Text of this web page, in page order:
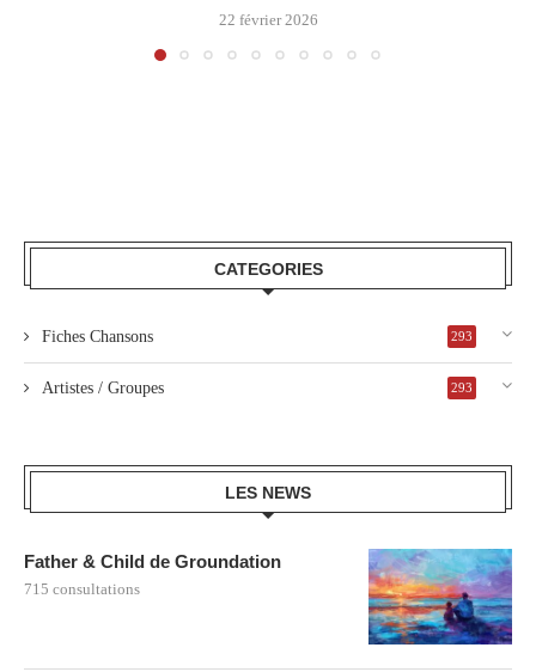
22 février 2026
CATEGORIES
Fiches Chansons 293
Artistes / Groupes 293
LES NEWS
Father & Child de Groundation
715 consultations